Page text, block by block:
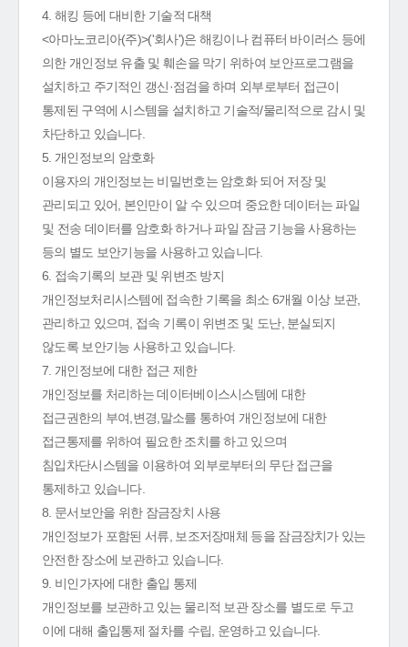
4. 해킹 등에 대비한 기술적 대책
<아마노코리아(주)>('회사')은 해킹이나 컴퓨터 바이러스 등에
의한 개인정보 유출 및 훼손을 막기 위하여 보안프로그램을
설치하고 주기적인 갱신·점검을 하며 외부로부터 접근이
통제된 구역에 시스템을 설치하고 기술적/물리적으로 감시 및
차단하고 있습니다.
5. 개인정보의 암호화
이용자의 개인정보는 비밀번호는 암호화 되어 저장 및
관리되고 있어, 본인만이 알 수 있으며 중요한 데이터는 파일
및 전송 데이터를 암호화 하거나 파일 잠금 기능을 사용하는
등의 별도 보안기능을 사용하고 있습니다.
6. 접속기록의 보관 및 위변조 방지
개인정보처리시스템에 접속한 기록을 최소 6개월 이상 보관,
관리하고 있으며, 접속 기록이 위변조 및 도난, 분실되지
않도록 보안기능 사용하고 있습니다.
7. 개인정보에 대한 접근 제한
개인정보를 처리하는 데이터베이스시스템에 대한
접근권한의 부여,변경,말소를 통하여 개인정보에 대한
접근통제를 위하여 필요한 조치를 하고 있으며
침입차단시스템을 이용하여 외부로부터의 무단 접근을
통제하고 있습니다.
8. 문서보안을 위한 잠금장치 사용
개인정보가 포함된 서류, 보조저장매체 등을 잠금장치가 있는
안전한 장소에 보관하고 있습니다.
9. 비인가자에 대한 출입 통제
개인정보를 보관하고 있는 물리적 보관 장소를 별도로 두고
이에 대해 출입통제 절차를 수립, 운영하고 있습니다.